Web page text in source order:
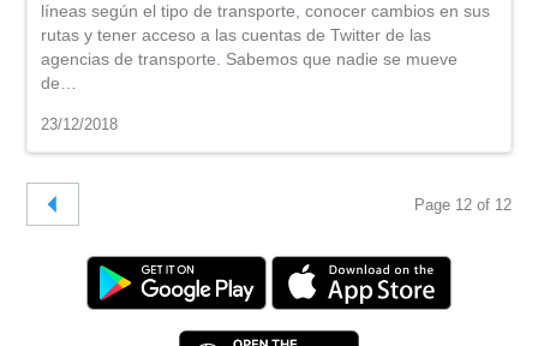
líneas según el tipo de transporte, conocer cambios en sus
rutas y tener acceso a las cuentas de Twitter de las
agencias de transporte. Sabemos que nadie se mueve
de…
23/12/2018
Page 12 of 12